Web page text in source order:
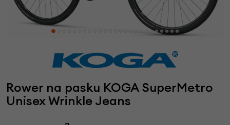
Rower na pasku KOGA SuperMetro
Unisex Wrinkle Jeans